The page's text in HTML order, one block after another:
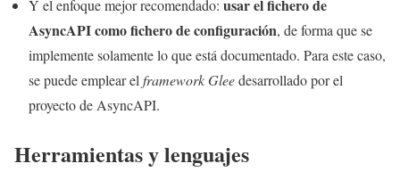
Y el enfoque mejor recomendado: usar el fichero de
AsyncAPI como fichero de configuración, de forma que se
implemente solamente lo que está documentado. Para este caso,
se puede emplear el framework Gleedesarrollado por el
proyecto de AsyncAPI.
Herramientas y lenguajes